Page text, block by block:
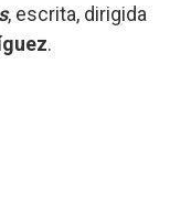
, escrita, dirigida
.